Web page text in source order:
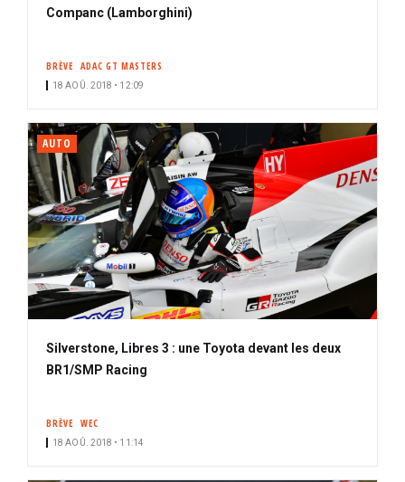
Companc (Lamborghini)
BRÈVE ADAC GT MASTERS
18 AOÛ. 2018 • 12:09
AUTO
Silverstone, Libres 3 : une Toyota devant les deux
BR1/SMP Racing
BRÈVE WEC
18 AOÛ. 2018 • 11:14